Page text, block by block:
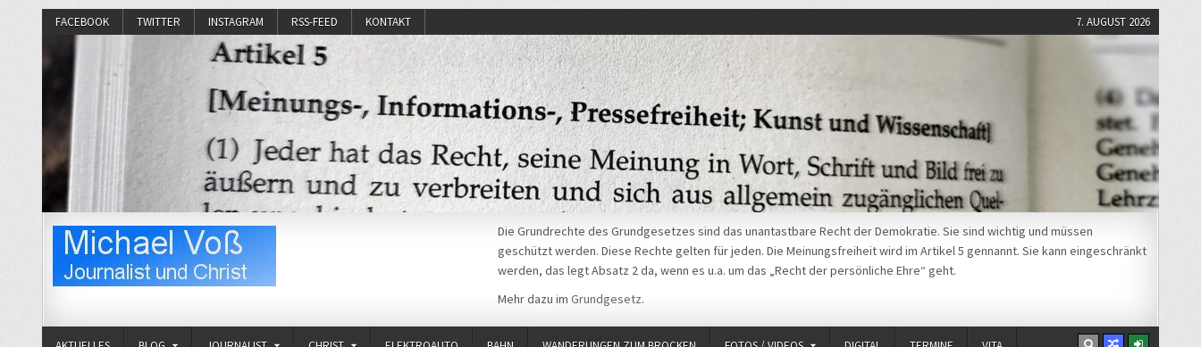
FACEBOOK TWITTER INSTAGRAM RSS-FEED KONTAKT 7. AUGUST 2026
Die Grundrechte des Grundgesetzes sind das unantastbare Recht der Demokratie. Sie sind wichtig und müssen
geschützt werden. Diese Rechte gelten für jeden. Die Meinungsfreiheit wird im Artikel 5 gennannt. Sie kann eingeschränkt
werden, das legt Absatz 2 da, wenn es u.a. um das „Recht der persönliche Ehre“ geht.
Mehr dazu im Grundgesetz.